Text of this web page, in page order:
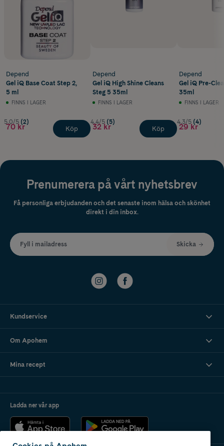
Depend
Gel iQ Base Coat Step 2,
5 ml
FINNS I LAGER
5.0/5 (2)
70 kr Köp
Depend
Gel iQ High Shine Cleans
Steg 5 35ml
FINNS I LAGER
4.4/5 (5)
32 kr Köp
Depend
Gel iQ Pre-
35ml
FINNS I LAGER
4.3/5 (4)
29 kr
Prenumerera på vårt nyhetsbrev
Få personliga erbjudanden och det senaste inom hälsa och skönhet
direkt i din inbox.
Fyll i mailadress Skicka
Kundservice
Om Apohem
Mina recept
Ladda ner vår app